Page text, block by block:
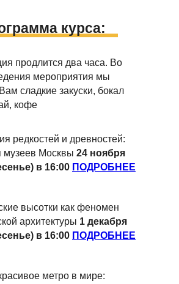
продлится два часа. Во
мероприятия мы
сладкие закуски, бокал
кофе
курса:
редкостей и древностей:
музеев Москвы 24 ноября
в 16:00 ПОДРОБНЕЕ
высотки как феномен
архитектуры 1 декабря
в 16:00 ПОДРОБНЕЕ
метро в мире: